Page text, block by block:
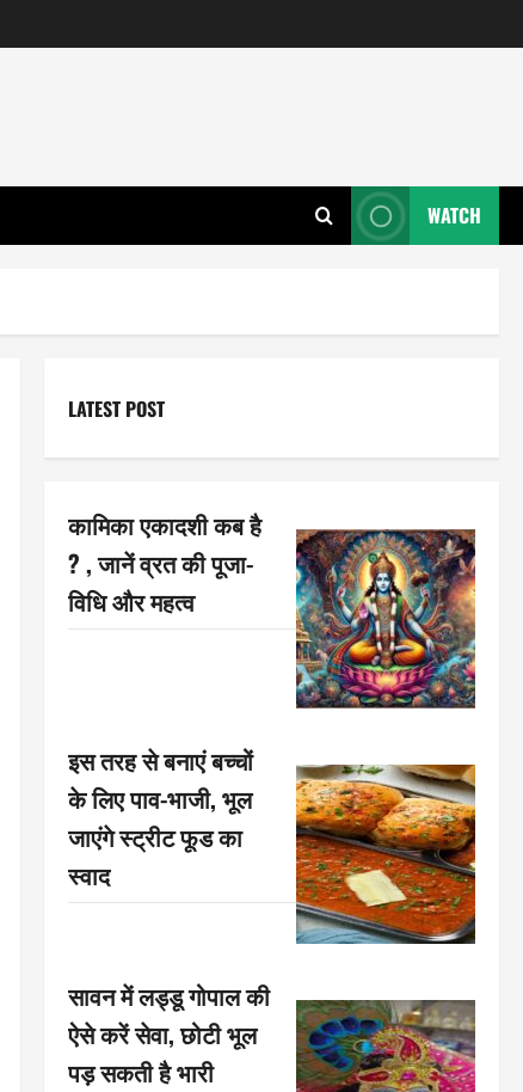
WATCH
LATEST POST
कामिका एकादशी कब है
? , जानें व्रत की पूजा-
विधि और महत्व
इस तरह से बनाएं बच्चों
के लिए पाव-भाजी, भूल
जाएंगे स्ट्रीट फूड का
स्वाद
सावन में लड्डू गोपाल की
ऐसे करें सेवा, छोटी भूल
पड़ सकती है भारी